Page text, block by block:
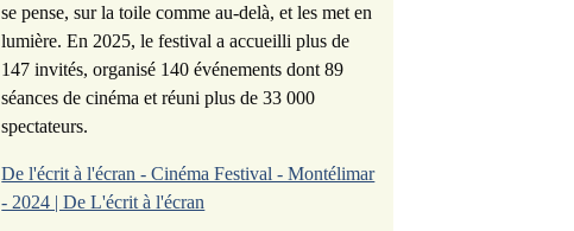
se pense, sur la toile comme au-delà, et les met en
lumière. En 2025, le festival a accueilli plus de
147 invités, organisé 140 événements dont 89
séances de cinéma et réuni plus de 33 000
spectateurs.
De l'écrit à l'écran - Cinéma Festival - Montélimar
- 2024 | De L'écrit à l'écran